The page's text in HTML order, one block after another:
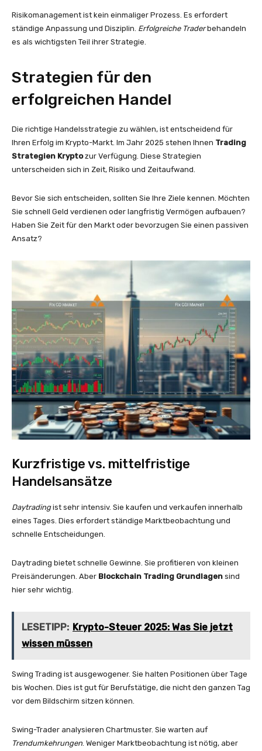
Risikomanagement ist kein einmaliger Prozess. Es erfordert
ständige Anpassung und Disziplin. Erfolgreiche Traderbehandeln
es als wichtigsten Teil ihrer Strategie.
Strategien für den
erfolgreichen Handel
Die richtige Handelsstrategie zu wählen, ist entscheidend für
Ihren Erfolg im Krypto-Markt. Im Jahr 2025 stehen Ihnen Trading
Strategien Kryptozur Verfügung. Diese Strategien
unterscheiden sich in Zeit, Risiko und Zeitaufwand.
Bevor Sie sich entscheiden, sollten Sie Ihre Ziele kennen. Möchten
Sie schnell Geld verdienen oder langfristig Vermögen aufbauen?
Haben Sie Zeit für den Markt oder bevorzugen Sie einen passiven
Ansatz?
Kurzfristige vs. mittelfristige
Handelsansätze
Daytradingist sehr intensiv. Sie kaufen und verkaufen innerhalb
eines Tages. Dies erfordert ständige Marktbeobachtung und
schnelle Entscheidungen.
Daytrading bietet schnelle Gewinne. Sie profitieren von kleinen
Preisänderungen. Aber Blockchain Trading Grundlagen sind
hier sehr wichtig.
LESETIPP: Krypto-Steuer 2025: Was Sie jetzt
wissen müssen
Swing Trading ist ausgewogener. Sie halten Positionen über Tage
bis Wochen. Dies ist gut für Berufstätige, die nicht den ganzen Tag
vor dem Bildschirm sitzen können.
Swing-Trader analysieren Chartmuster. Sie warten auf
Trendumkehrungen. Weniger Marktbeobachtung ist nötig, aber